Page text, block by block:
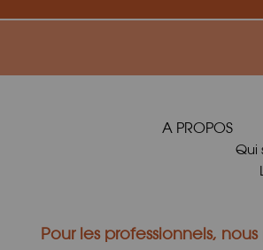
A PROPOS
Qui
Pour les professionnels,